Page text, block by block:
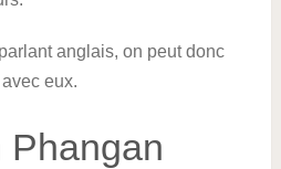
anglais, on peut donc
eux.
Phangan